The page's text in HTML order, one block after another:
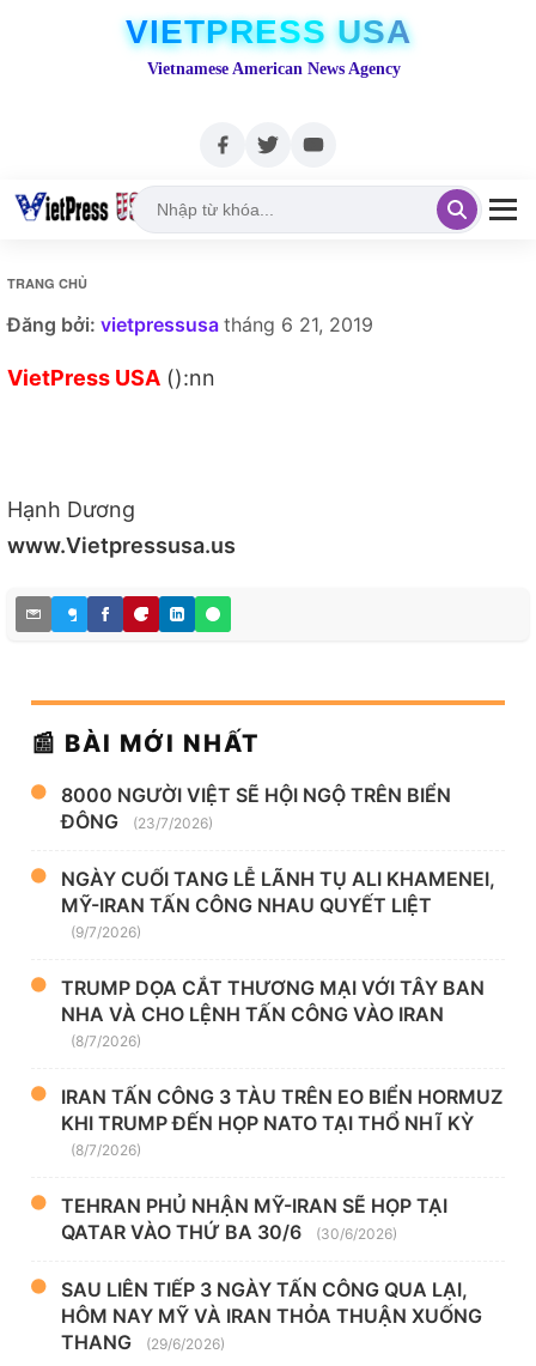
VIETPRESS USA
Vietnamese American News Agency
TRANG CHỦ
Đăng bởi: vietpressusa tháng 6 21, 2019
VietPress USA ():nn
Hạnh Dương
www.Vietpressusa.us
📰 BÀI MỚI NHẤT
8000 NGƯỜI VIỆT SẼ HỘI NGỘ TRÊN BIỂN
ĐÔNG
(23/7/2026)
NGÀY CUỐI TANG LỄ LÃNH TỤ ALI KHAMENEI,
MỸ-IRAN TẤN CÔNG NHAU QUYẾT LIỆT
(9/7/2026)
TRUMP DỌA CẮT THƯƠNG MẠI VỚI TÂY BAN
NHA VÀ CHO LỆNH TẤN CÔNG VÀO IRAN
(8/7/2026)
IRAN TẤN CÔNG 3 TÀU TRÊN EO BIỂN HORMUZ
KHI TRUMP ĐẾN HỌP NATO TẠI THỔ NHĨ KỲ
(8/7/2026)
TEHRAN PHỦ NHẬN MỸ-IRAN SẼ HỌP TẠI
QATAR VÀO THỨ BA 30/6
(30/6/2026)
SAU LIÊN TIẾP 3 NGÀY TẤN CÔNG QUA LẠI,
HÔM NAY MỸ VÀ IRAN THỎA THUẬN XUỐNG
THANG
(29/6/2026)